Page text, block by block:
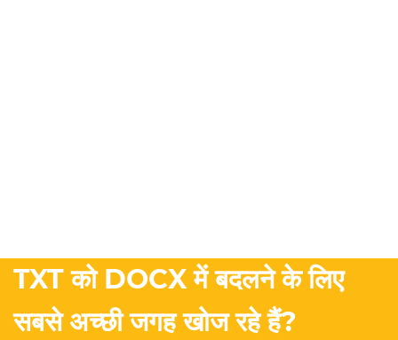
TXT को DOCX में बदलने के लिए
सबसे अच्छी जगह खोज रहे हैं?